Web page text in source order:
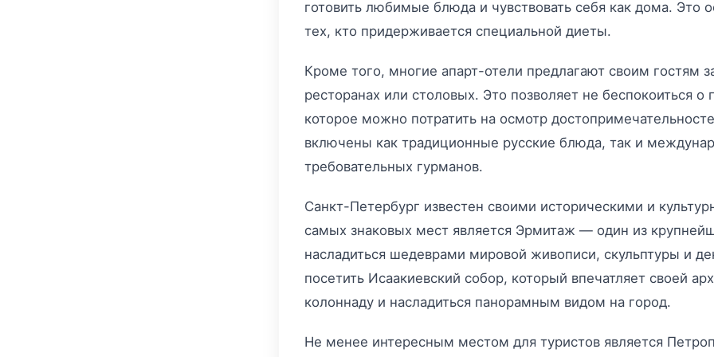
готовить любимые блюда и чувствовать себя как дома. Это
тех, кто придерживается специальной диеты.
Кроме того, многие апарт-отели предлагают своим гостям
ресторанах или столовых. Это позволяет не беспокоиться
которое можно потратить на осмотр
включены как традиционные русские блюда, так и
требовательных гурманов.
Санкт-Петербург известен своими историческими и
самых знаковых мест является Эрмитаж — один из
насладиться шедеврами мировой живописи, скульптуры и
посетить Исаакиевский собор, который впечатляет своей
колоннаду и насладиться панорамным видом на город.
Не менее интересным местом для туристов является